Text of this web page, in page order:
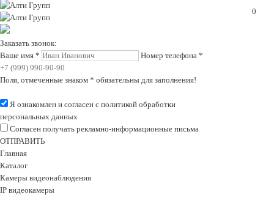
0
Заказать звонок:
Ваше имя * Номер телефона *
Поля, отмеченные знаком * обязательны для заполнения!
Я ознакомлен и согласен с политикой обработки
персональных данных
Согласен получать рекламно-информационные письма
ОТПРАВИТЬ
Главная
Каталог
Камеры видеонаблюдения
IP видеокамеры